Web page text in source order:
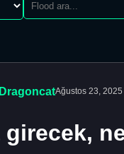
Ağustos 23, 2025
girecek,